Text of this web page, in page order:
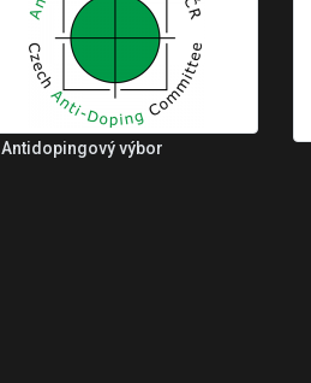
Antidopingový výbor